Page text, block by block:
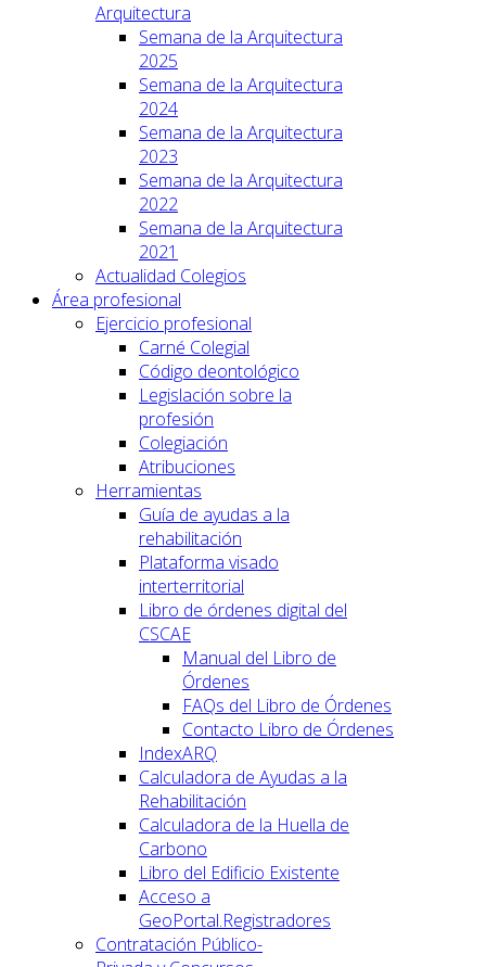
Arquitectura
Semana de la Arquitectura
2025
Semana de la Arquitectura
2024
Semana de la Arquitectura
2023
Semana de la Arquitectura
2022
Semana de la Arquitectura
2021
Actualidad Colegios
Área profesional
Ejercicio profesional
Carné Colegial
Código deontológico
Legislación sobre la
profesión
Colegiación
Atribuciones
Herramientas
Guía de ayudas a la
rehabilitación
Plataforma visado
interterritorial
Libro de órdenes digital del
CSCAE
Manual del Libro de
Órdenes
FAQs del Libro de Órdenes
Contacto Libro de Órdenes
IndexARQ
Calculadora de Ayudas a la
Rehabilitación
Calculadora de la Huella de
Carbono
Libro del Edificio Existente
Acceso a
GeoPortal.Registradores
Contratación Público-